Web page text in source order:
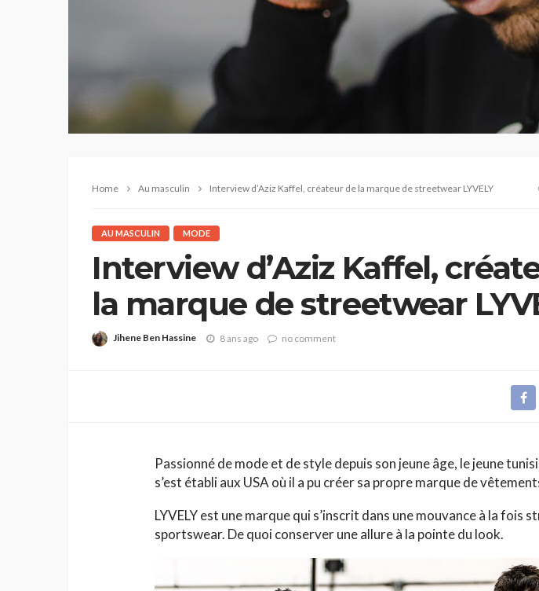
Home Au masculin Interview d’Aziz Kaffel, créateur de la marque de streetwear LYVELY
AU MASCULIN MODE
Interview d’Aziz Kaffel,
la marque de streetwear
Jihene Ben Hassine 8 ans ago no comment
Passionné de mode et de style depuis son jeune âge, le jeune
s’est établi aux USA où il a pu créer sa propre marque de
LYVELY est une marque qui s’inscrit dans une mouvance à la fois
sportswear. De quoi conserver une allure à la pointe du look.